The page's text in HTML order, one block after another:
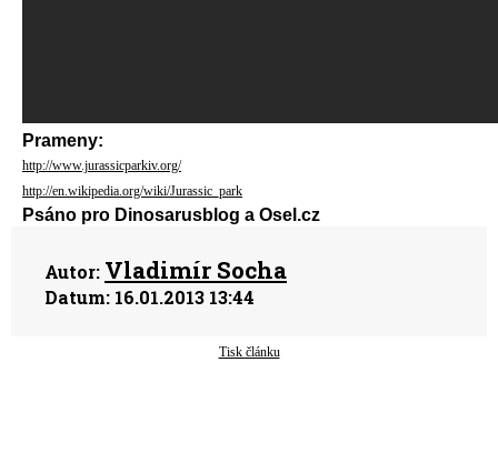
Prameny:
http://www.jurassicparkiv.org/
http://en.wikipedia.org/wiki/Jurassic_park
Psáno pro Dinosarusblog a Osel.cz
Autor: Vladimír Socha
Datum: 16.01.2013 13:44
Tisk článku